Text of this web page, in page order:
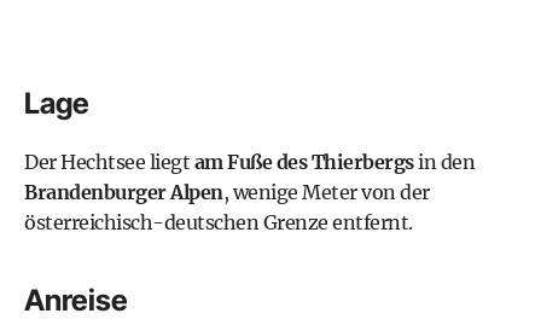
Lage
Der Hechtsee liegt am Fuße des Thierbergsin den
Brandenburger Alpen, wenige Meter von der
österreichisch-deutschen Grenze entfernt.
Anreise